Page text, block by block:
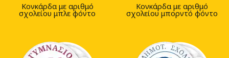
Κονκάρδα με αριθμό
σχολείου μπλε φόντο
Κονκάρδα με αριθμό
σχολείου μπορντό φόντο